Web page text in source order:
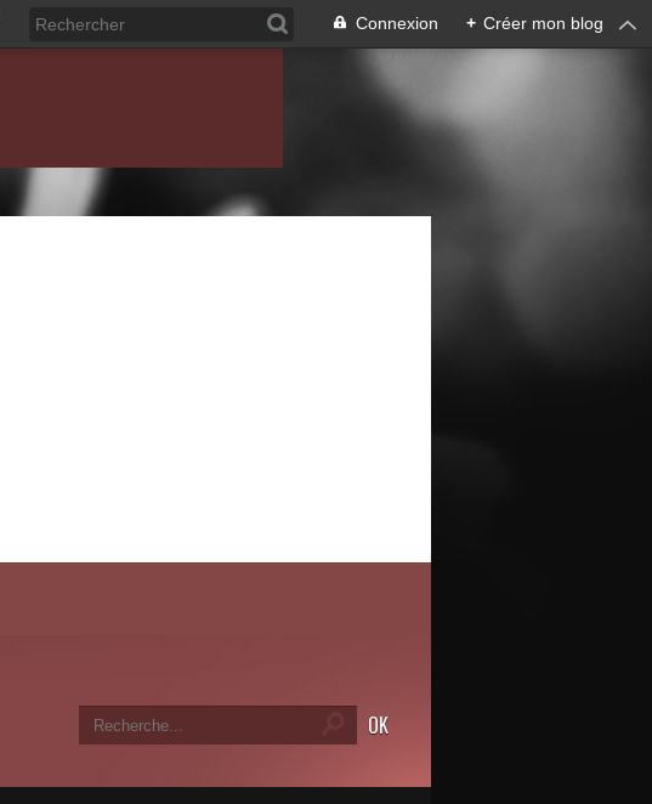
Connexion + Créer mon blog